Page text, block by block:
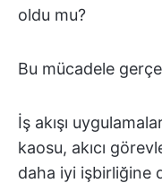
oldu mu?
Bu mücadele
İş akışı
kaosu, akıcı
daha iyi işbirliğine